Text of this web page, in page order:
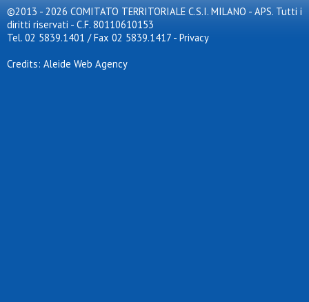
©2013 - 2026 COMITATO TERRITORIALE C.S.I. MILANO - APS. Tutti i
diritti riservati - C.F. 80110610153
Tel. 02 5839.1401 / Fax 02 5839.1417 - Privacy
Credits: Aleide Web Agency